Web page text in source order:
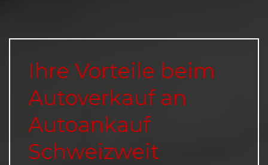
Ihre Vorteile beim
Autoverkauf an
Autoankauf
Schweizweit